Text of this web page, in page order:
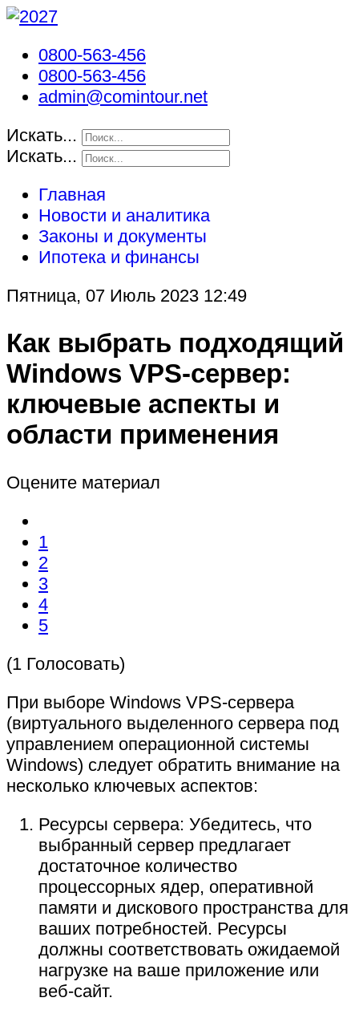
0800-563-456
0800-563-456
admin@comintour.net
Искать...
Искать...
Главная
Новости и аналитика
Законы и документы
Ипотека и финансы
Пятница, 07 Июль 2023 12:49
Как выбрать подходящий
Windows VPS-сервер:
ключевые аспекты и
области применения
Оцените материал
1
2
3
4
5
(1 Голосовать)
При выборе Windows VPS-сервера
(виртуального выделенного сервера под
управлением операционной системы
Windows) следует обратить внимание на
несколько ключевых аспектов:
Ресурсы сервера: Убедитесь, что
выбранный сервер предлагает
достаточное количество
процессорных ядер, оперативной
памяти и дискового пространства для
ваших потребностей. Ресурсы
должны соответствовать ожидаемой
нагрузке на ваше приложение или
веб-сайт.